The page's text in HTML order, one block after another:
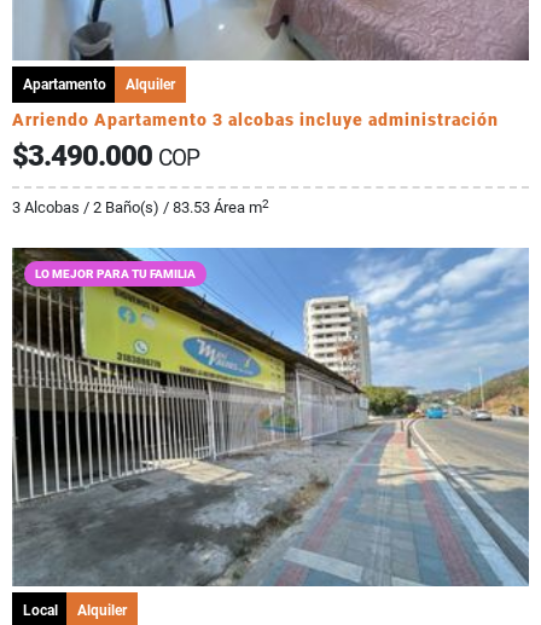
Apartamento Alquiler
Arriendo Apartamento 3 alcobas incluye administración
$3.490.000 COP
3 Alcobas / 2 Baño(s) / 83.53 Área m2
LO MEJOR PARA TU FAMILIA
Local Alquiler